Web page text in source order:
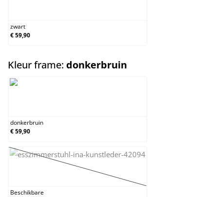
zwart
€ 59,90
Kleur frame: donkerbruin
donkerbruin
€ 59,90
natura
(Deze optie is momenteel niet beschikbaar.)
Beschikbare